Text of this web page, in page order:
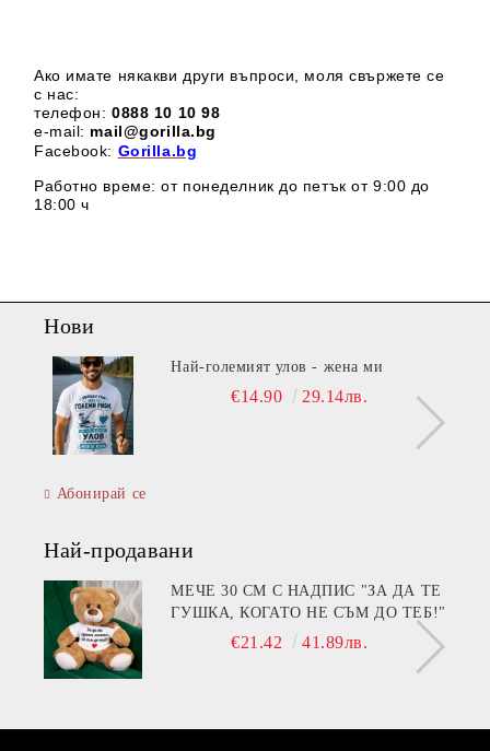
Ако имате някакви други въпроси, моля свържете се
с нас:
телефон:0888 10 10 98
e-mail: mail@gorilla.bg
Facebook: Gorilla.bg
Работно време: от понеделник до петък от 9:00 до
18:00 ч
Нови
Най-големият улов - жена ми
€14.90 29.14лв.
Абонирай се
Най-продавани
МЕЧЕ 30 СМ С НАДПИС "ЗА ДА ТЕ
ГУШКА, КОГАТО НЕ СЪМ ДО ТЕБ!"
€21.42 41.89лв.